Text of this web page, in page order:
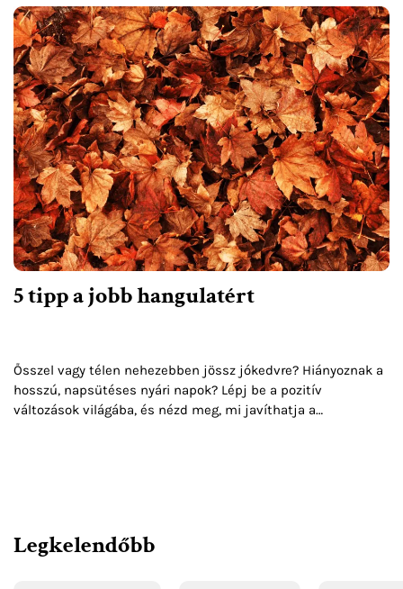
5 tipp a jobb hangulatért
Ősszel vagy télen nehezebben jössz jókedvre? Hiányoznak a
hosszú, napsütéses nyári napok? Lépj be a pozitív
változások világába, és nézd meg, mi javíthatja a
Legkelendőbb